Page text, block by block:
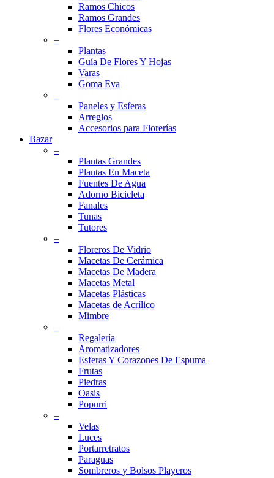
Ramos Chicos
Ramos Grandes
Flores Económicas
–
Plantas
Guía De Flores Y Hojas
Varas
Goma Eva
–
Paneles y Esferas
Arreglos
Accesorios para Florerías
Bazar
–
Plantas Grandes
Plantas En Maceta
Fuentes De Agua
Adorno Bicicleta
Fanales
Tunas
Tutores
–
Floreros De Vidrio
Macetas De Cerámica
Macetas De Madera
Macetas Metal
Macetas Plásticas
Macetas de Acrílico
Mimbre
–
Regalería
Aromatizadores
Esferas Y Corazones De Espuma
Frutas
Piedras
Oasis
Popurri
–
Velas
Luces
Portarretratos
Paraguas
Sombreros y Bolsos Playeros